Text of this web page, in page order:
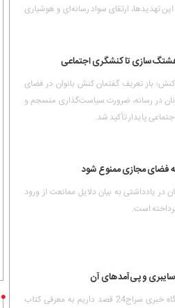
تهدیدها، ارتقای سواد رسانه‌ای و هوشیاری
هشتگ‌سازی تا کنشگری اجتماعی
باز تعریف گفتمان کنش بانوان در فضای
در رسانه، ضرورت سیاست‌گذاری منسجم و
پایدار تأکید شد.
یادداشتی به بیان دلایل ممانعت از ورود
و پی‌آمدهای آن
در هفته چهل و نهم کتابخوانی پایگاه خبری سراج24 قصد داریم به معرفی کتاب